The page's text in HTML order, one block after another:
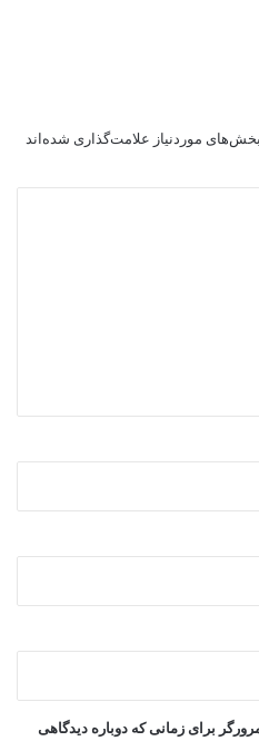
بخش‌های موردنیاز علامت‌گذاری شده‌اند
برای زمانی که دوباره دیدگاهی